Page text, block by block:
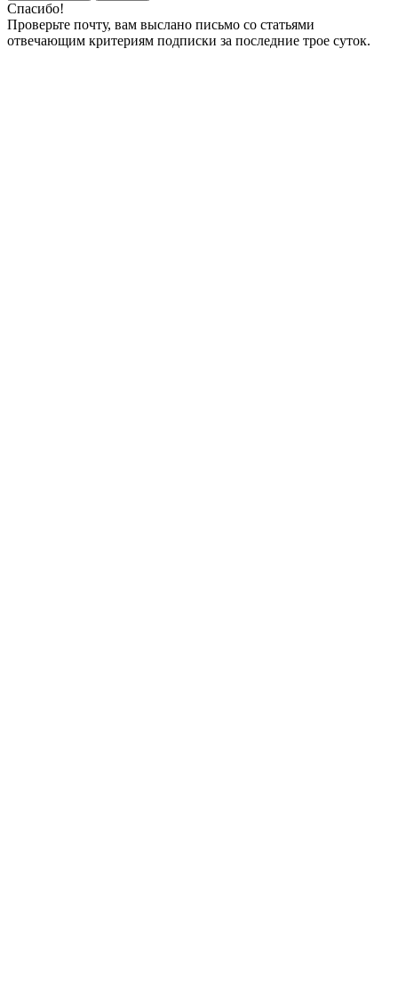
Спасибо!
Проверьте почту, вам выслано письмо со статьями
отвечающим критериям подписки за последние трое суток.